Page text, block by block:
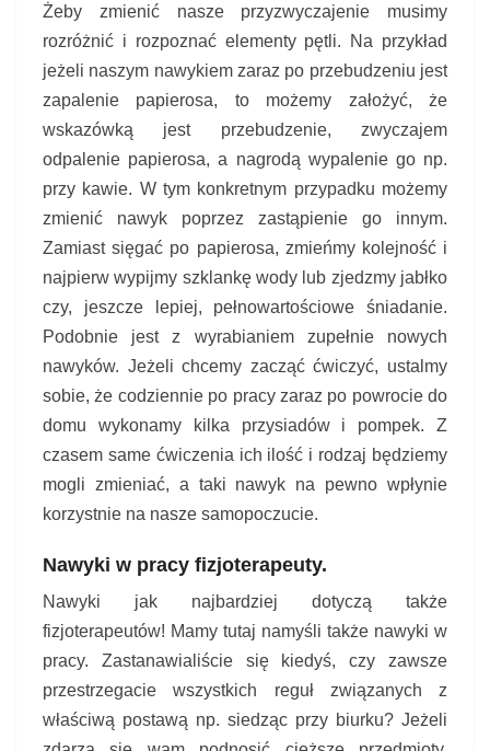
Żeby zmienić nasze przyzwyczajenie musimy
rozróżnić i rozpoznać elementy pętli. Na przykład
jeżeli naszym nawykiem zaraz po przebudzeniu jest
zapalenie papierosa, to możemy założyć, że
wskazówką jest przebudzenie, zwyczajem
odpalenie papierosa, a nagrodą wypalenie go np.
przy kawie. W tym konkretnym przypadku możemy
zmienić nawyk poprzez zastąpienie go innym.
Zamiast sięgać po papierosa, zmieńmy kolejność i
najpierw wypijmy szklankę wody lub zjedzmy jabłko
czy, jeszcze lepiej, pełnowartościowe śniadanie.
Podobnie jest z wyrabianiem zupełnie nowych
nawyków. Jeżeli chcemy zacząć ćwiczyć, ustalmy
sobie, że codziennie po pracy zaraz po powrocie do
domu wykonamy kilka przysiadów i pompek. Z
czasem same ćwiczenia ich ilość i rodzaj będziemy
mogli zmieniać, a taki nawyk na pewno wpłynie
korzystnie na nasze samopoczucie.
Nawyki w pracy fizjoterapeuty.
Nawyki jak najbardziej dotyczą także
fizjoterapeutów! Mamy tutaj namyśli także nawyki w
pracy. Zastanawialiście się kiedyś, czy zawsze
przestrzegacie wszystkich reguł związanych z
właściwą postawą np. siedząc przy biurku? Jeżeli